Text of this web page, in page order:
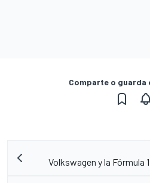
Comparte o
Volkswagen y la